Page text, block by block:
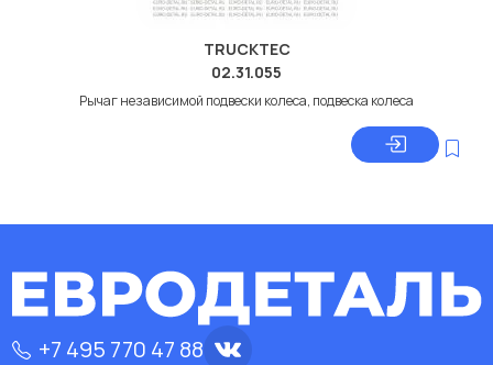
TRUCKTEC
02.31.055
Рычаг независимой подвески колеса, подвеска колеса
+7 495 770 47 88